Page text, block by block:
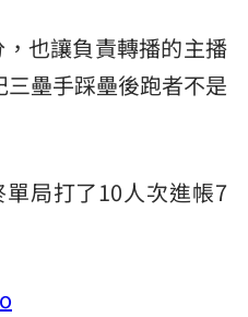
也讓負責轉播的主播
壘手踩壘後跑者不是
局打了10人次進帳7